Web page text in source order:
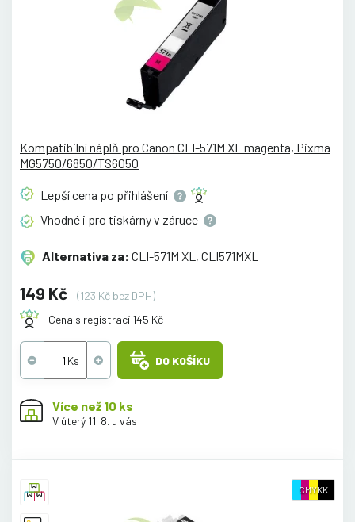
Kompatibilní náplň pro Canon CLI-571M XL magenta, Pixma
MG5750/6850/TS6050
Lepší cena po přihlášení
Vhodné i pro tiskárny v záruce
Alternativa za: CLI-571M XL, CLI571MXL
149 Kč
(123 Kč bez DPH)
Cena s registrací 145 Kč
DO KOŠÍKU
Více než 10 ks
V úterý 11. 8. u vás
CMYKK